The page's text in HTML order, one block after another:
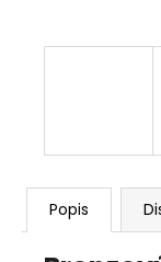
Popis